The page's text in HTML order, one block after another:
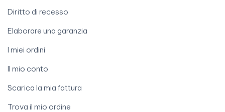
Diritto di recesso
Elaborare una garanzia
I miei ordini
Il mio conto
Scarica la mia fattura
Trova il mio ordine